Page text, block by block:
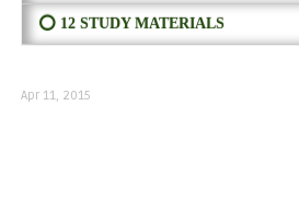
⭕ 12 STUDY MATERIALS
Apr 11, 2015